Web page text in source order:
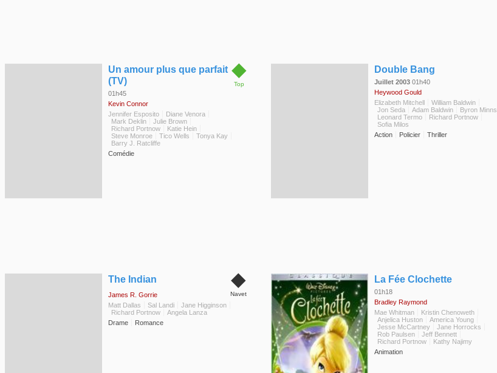
◆
Top
Un amour plus que parfait
(TV)
01h45
Kevin Connor
Jennifer Esposito
Diane Venora
Mark Deklin
Julie Brown
Richard Portnow
Katie Hein
Steve Monroe
Tico Wells
Tonya Kay
Barry J. Ratcliffe
Comédie
Double Bang
Juillet 200301h40
Heywood Gould
Elizabeth Mitchell
William Baldwin
Jon Seda
Adam Baldwin
Byron Minns
Leonard Termo
Richard Portnow
Sofia Milos
Action
Policier Thriller
◆
Navet
The Indian
James R. Gorrie
Matt Dallas
Sal Landi
Jane Higginson
Richard Portnow
Angela Lanza
Drame
Romance
La Fée Clochette
01h18
Bradley Raymond
Mae Whitman
Kristin Chenoweth
Anjelica Huston
America Young
Jesse McCartney
Jane Horrocks
Rob Paulsen
Jeff Bennett
Richard Portnow
Kathy Najimy
Animation